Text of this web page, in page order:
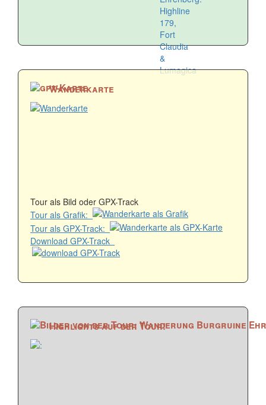
Wanderkarte
Tour als Bild oder GPX-Track
Tour als Grafik:
Tour als GPX-Track:
Download GPX-Track
Highlights auf der Tour!